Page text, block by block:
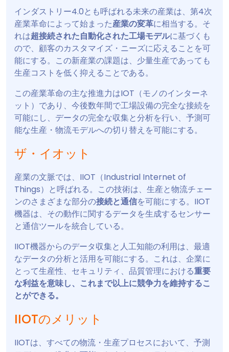
インダストリー4.0とも呼ばれる未来の産業は、第4次
産業革命によって始まった産業の変革に相当する。そ
れは超接続された自動化された工場モデルに基づくも
ので、顧客のカスタマイズ・ニーズに応えることを可
能にする。この新産業の課題は、少量生産であっても
生産コストを低く抑えることである。
この産業革命の主な推進力はIOT（モノのインターネ
ット）であり、今後数年間で工場設備の完全な接続を
可能にし、データの完全な収集と分析を行い、予測可
能な生産・物流モデルへの切り替えを可能にする。
ザ・イオット
産業の文脈では、IIOT（Industrial Internet of
Things）と呼ばれる。この技術は、生産と物流チェー
ンのさまざまな部分の接続と通信を可能にする。IIOT
機器は、その動作に関するデータを生成するセンサー
と通信ツールを統合している。
IIOT機器からのデータ収集と人工知能の利用は、最適
なデータの分析と活用を可能にする。これは、企業に
とって生産性、セキュリティ、品質管理における重要
な利益を意味し、これまで以上に競争力を維持するこ
とができる。
IIOTのメリット
IIOTは、すべての物流・生産プロセスにおいて、予測